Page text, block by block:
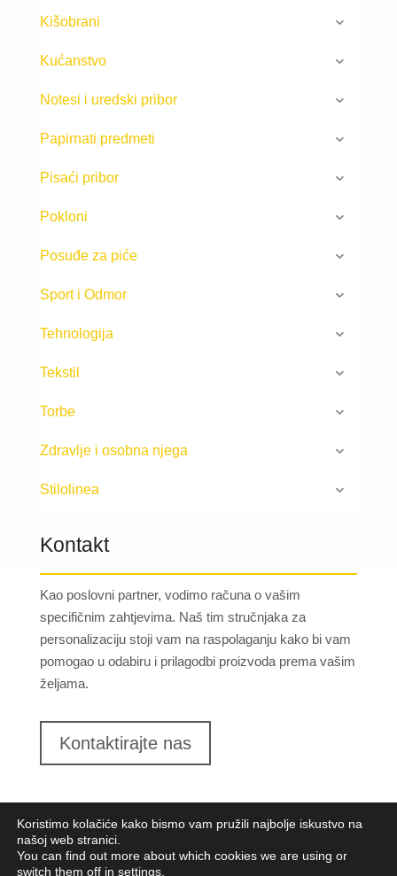
Kišobrani
Kućanstvo
Notesi i uredski pribor
Papirnati predmeti
Pisaći pribor
Pokloni
Posuđe za piće
Sport i Odmor
Tehnologija
Tekstil
Torbe
Zdravlje i osobna njega
Stilolinea
Kontakt
Kao poslovni partner, vodimo računa o vašim
specifičnim zahtjevima. Naš tim stručnjaka za
personalizaciju stoji vam na raspolaganju kako bi vam
pomogao u odabiru i prilagodbi proizvoda prema vašim
željama.
Kontaktirajte nas
Koristimo kolačiće kako bismo vam pružili najbolje iskustvo na
našoj web stranici.
You can find out more about which cookies we are using or
switch them off in settings